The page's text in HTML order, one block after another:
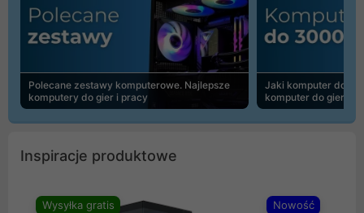
Polecane zestawy komputerowe. Najlepsze
komputery do gier i pracy
Jaki komputer do
komputer do gier |
Inspiracje produktowe
Wysyłka gratis Nowość